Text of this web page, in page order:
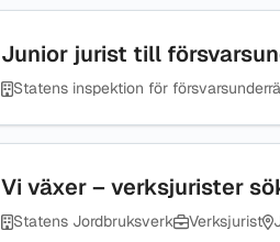
Junior jurist till
Statens inspektion för
Vi växer – verksjurister
Statens Jordbruksverk Verksjurist